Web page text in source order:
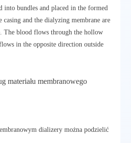
into bundles and placed in the formed
casing and the dialyzing membrane are
The blood flows through the hollow
in the opposite direction outside
materiału membranowego
dializery można podzielić